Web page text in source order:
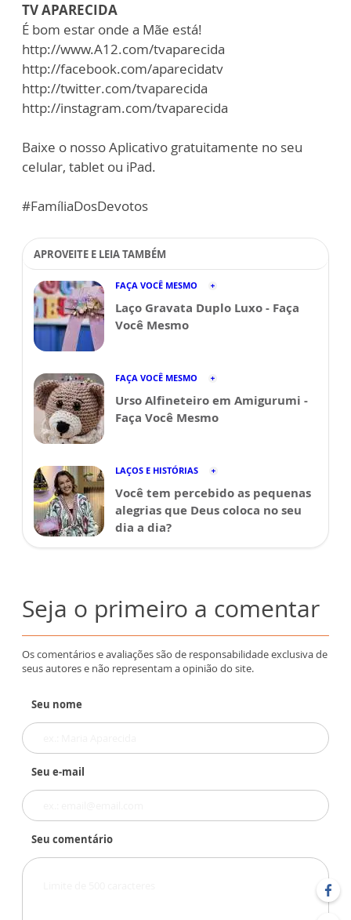
TV APARECIDA
É bom estar onde a Mãe está!
http://www.A12.com/tvaparecida
http://facebook.com/aparecidatv
http://twitter.com/tvaparecida
http://instagram.com/tvaparecida
Baixe o nosso Aplicativo gratuitamente no seu
celular, tablet ou iPad.
#FamíliaDosDevotos
APROVEITE E LEIA TAMBÉM
FAÇA VOCÊ MESMO
Laço Gravata Duplo Luxo - Faça
Você Mesmo
FAÇA VOCÊ MESMO
Urso Alfineteiro em Amigurumi -
Faça Você Mesmo
LAÇOS E HISTÓRIAS
Você tem percebido as pequenas
alegrias que Deus coloca no seu
dia a dia?
Seja o primeiro a comentar
Os comentários e avaliações são de responsabilidade exclusiva de
seus autores e não representam a opinião do site.
Seu nome
Seu e-mail
Seu comentário